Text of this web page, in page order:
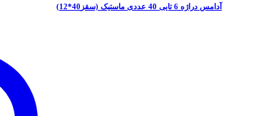
آدامس دراژه 6 تایی 40 عددی ماستیک (سقز40*12)